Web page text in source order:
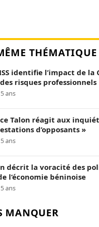
THÉMATIQUE
identifie l’impact de la
risques professionnels
ans
Talon réagit aux
d’opposants »
ans
décrit la voracité des
l’économie béninoise
ans
MANQUER